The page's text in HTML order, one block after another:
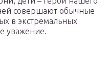
совершают обычные
в экстремальных
уважение.